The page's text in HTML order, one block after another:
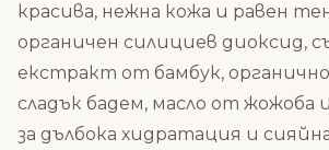
красива, нежна кожа и равен
органичен силициев диоксид,
екстракт от бамбук,
сладък бадем, масло от жожоба
за дълбока хидратация и